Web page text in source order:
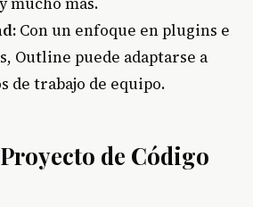
Con un enfoque en plugins e
Outline puede adaptarse a
de trabajo de equipo.
de Código